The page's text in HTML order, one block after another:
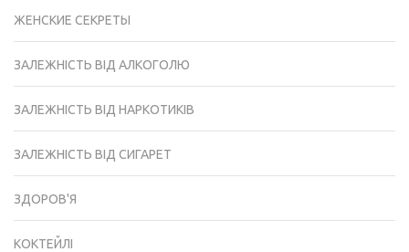
ЖЕНСКИЕ СЕКРЕТЫ
ЗАЛЕЖНІСТЬ ВІД АЛКОГОЛЮ
ЗАЛЕЖНІСТЬ ВІД НАРКОТИКІВ
ЗАЛЕЖНІСТЬ ВІД СИГАРЕТ
ЗДОРОВ'Я
КОКТЕЙЛІ